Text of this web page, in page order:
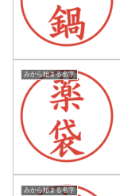
みから始まる名字
みから始まる名字